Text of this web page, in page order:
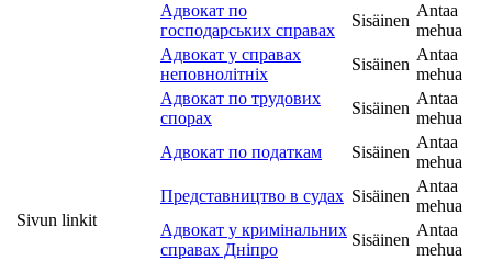
Sivun linkit
Адвокат по
господарських справах
Sisäinen
Antaa
mehua
Адвокат у справах
неповнолітніх
Sisäinen
Antaa
mehua
Адвокат по трудових
спорах
Sisäinen
Antaa
mehua
Адвокат по податкам
Sisäinen
Antaa
mehua
Представництво в судах Sisäinen
Antaa
mehua
Адвокат у кримінальних
справах Дніпро
Sisäinen
Antaa
mehua